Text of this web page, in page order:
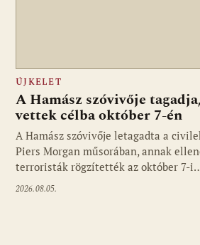
ÚJKELET
A Hamász szóvivője
vettek célba október 7-én
A Hamász szóvivője letagadta a
Piers Morgan műsorában, annak
terroristák rögzítették az október 7-
2026.08.05.